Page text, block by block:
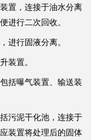
置，连接于油水分离
进行二次回收。
行固液分离。
装置。
括曝气装置、输送装
污泥干化池，连接于
装置将处理后的固体